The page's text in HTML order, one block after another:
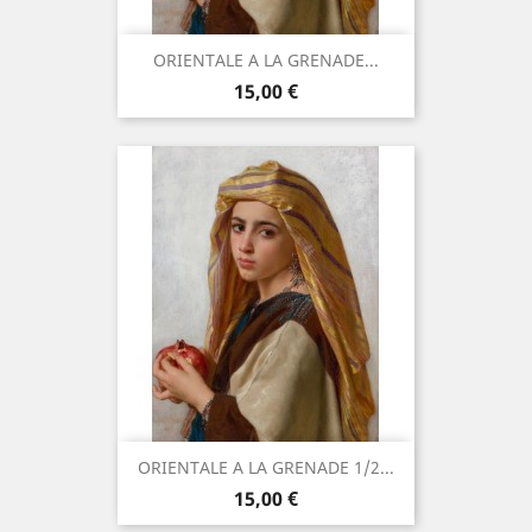
ORIENTALE A LA GRENADE...
Prix
15,00 €
ORIENTALE A LA GRENADE 1/2...
Prix
15,00 €